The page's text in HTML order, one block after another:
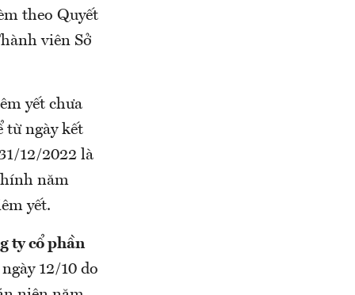
theo Quyết
viên Sở
yết chưa
từ ngày kết
12/2022 là
năm
yết.
ty cổ phần
12/10 do